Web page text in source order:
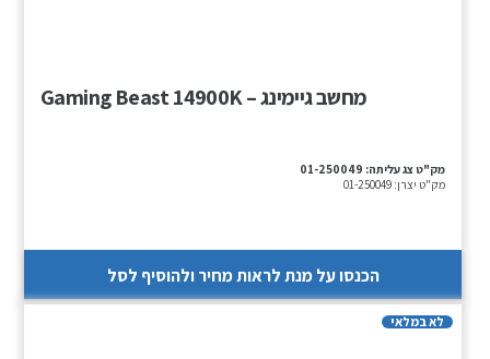
מחשב גיימינג – Gaming Beast 14900K
מק"ט צג עליתה: 01-250049
מק"ט יצרן: 01-250049
הכנסו על מנת לראות מחיר ולהוסיף לסל
לא במלאי